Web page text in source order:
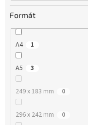
Formát
A4 1
A5 3
249 x 183 mm 0
296 x 242 mm 0